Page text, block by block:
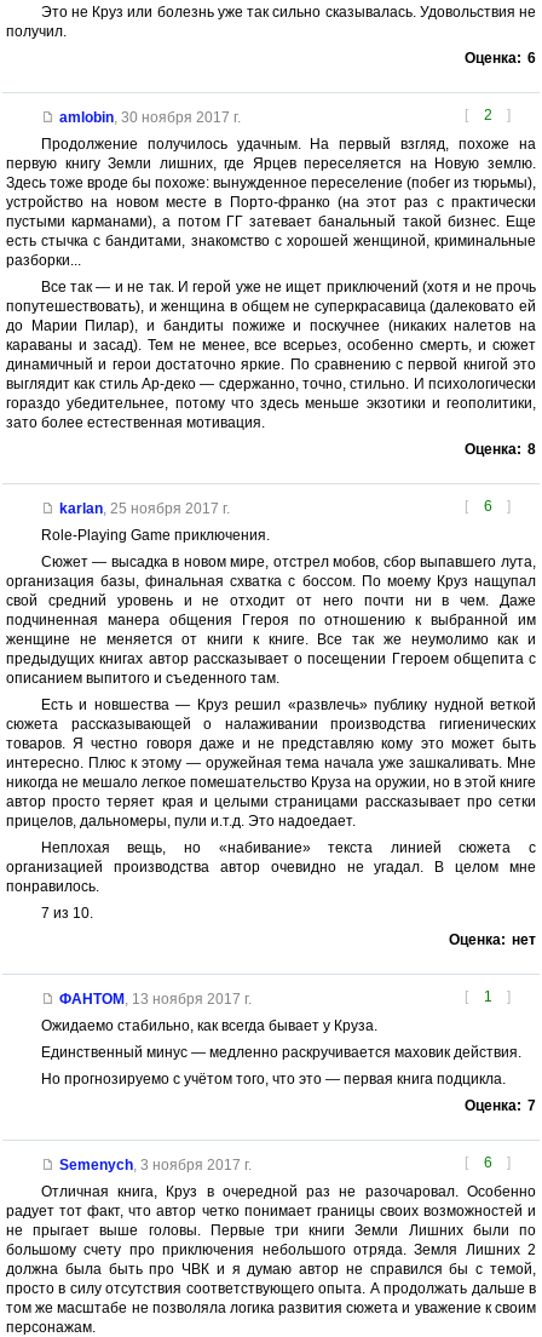
Это не Круз или болезнь уже так сильно сказывалась. Удовольствия не
получил.
Оценка: 6
[ 2 ]
amlobin, 30 ноября 2017 г.
Продолжение получилось удачным. На первый взгляд, похоже на
первую книгу Земли лишних, где Ярцев переселяется на Новую землю.
Здесь тоже вроде бы похоже: вынужденное переселение (побег из тюрьмы),
устройство на новом месте в Порто-франко (на этот раз с практически
пустыми карманами), а потом ГГ затевает банальный такой бизнес. Еще
есть стычка с бандитами, знакомство с хорошей женщиной, криминальные
разборки...
Все так — и не так. И герой уже не ищет приключений (хотя и не прочь
попутешествовать), и женщина в общем не cуперкрасавица (далековато ей
до Марии Пилар), и бандиты пожиже и поскучнее (никаких налетов на
караваны и засад). Тем не менее, все всерьез, особенно смерть, и сюжет
динамичный и герои достаточно яркие. По сравнению с первой книгой это
выглядит как стиль Ар-деко — сдержанно, точно, стильно. И психологически
гораздо убедительнее, потому что здесь меньше экзотики и геополитики,
зато более естественная мотивация.
Оценка: 8
[ 6 ]
karlan, 25 ноября 2017 г.
Role-Playing Game приключения.
Сюжет — высадка в новом мире, отстрел мобов, сбор выпавшего лута,
организация базы, финальная схватка с боссом. По моему Круз нащупал
свой средний уровень и не отходит от него почти ни в чем. Даже
подчиненная манера общения Ггероя по отношению к выбранной им
женщине не меняется от книги к книге. Все так же неумолимо как и
предыдущих книгах автор рассказывает о посещении Ггероем общепита с
описанием выпитого и съеденного там.
Есть и новшества — Круз решил «развлечь» публику нудной веткой
сюжета рассказывающей о налаживании производства гигиенических
товаров. Я честно говоря даже и не представляю кому это может быть
интересно. Плюс к этому — оружейная тема начала уже зашкаливать. Мне
никогда не мешало легкое помешательство Круза на оружии, но в этой книге
автор просто теряет края и целыми страницами рассказывает про сетки
прицелов, дальномеры, пули и.т.д. Это надоедает.
Неплохая вещь, но «набивание» текста линией сюжета с
организацией производства автор очевидно не угадал. В целом мне
понравилось.
7 из 10.
Оценка: нет
[ 1 ]
ФАНТОМ, 13 ноября 2017 г.
Ожидаемо стабильно, как всегда бывает у Круза.
Единственный минус — медленно раскручивается маховик действия.
Но прогнозируемо с учётом того, что это — первая книга подцикла.
Оценка: 7
[ 6 ]
Semenych, 3 ноября 2017 г.
Отличная книга, Круз в очередной раз не разочаровал. Особенно
радует тот факт, что автор четко понимает границы своих возможностей и
не прыгает выше головы. Первые три книги Земли Лишних были по
большому счету про приключения небольшого отряда. Земля Лишних 2
должна была быть про ЧВК и я думаю автор не справился бы с темой,
просто в силу отсутствия соответствующего опыта. А продолжать дальше в
том же масштабе не позволяла логика развития сюжета и уважение к своим
персонажам.